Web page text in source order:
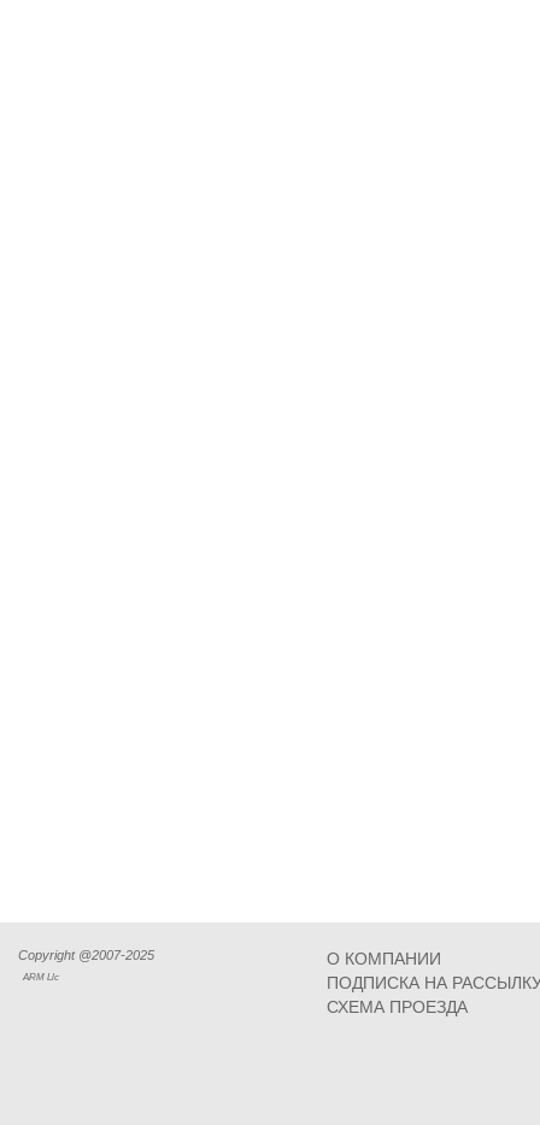
Copyright @2007-2025
ARM Llc
О КОМПАНИИ
ПОДПИСКА НА
СХЕМА ПРОЕЗДА